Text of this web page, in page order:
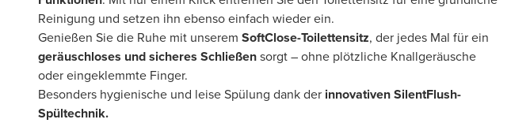
Reinigung und setzen ihn ebenso einfach wieder ein.
Genießen Sie die Ruhe mit unserem SoftClose-Toilettensitz, der jedes Mal für ein
geräuschloses und sicheres Schließensorgt – ohne plötzliche Knallgeräusche
oder eingeklemmte Finger.
Besonders hygienische und leise Spülung dank der innovativen SilentFlush-
Spültechnik.